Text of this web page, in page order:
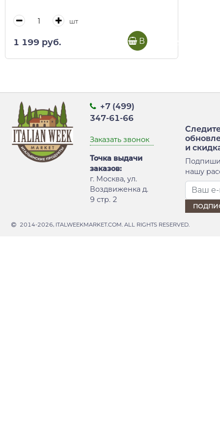
шт
1 199 руб. В корзину
+7 (499)
347-61-66
Заказать звонок
Точка выдачи
заказов:
г. Москва, ул.
Воздвиженка д.
9 стр. 2
и
нашу
2014-2026, ITALWEEKMARKET.COM. ALL RIGHTS RESERVED.